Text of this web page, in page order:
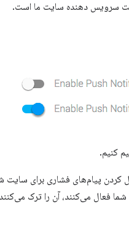
سرویس دهنده سایت ما است.
کنیم.
کردن پیام‌های فشاری برای
شما فعال می‌کنند، آن را ترک